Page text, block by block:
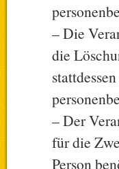
– Die
die
– Der
für die
Person